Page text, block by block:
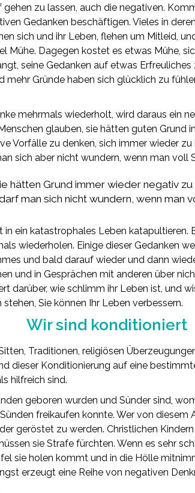
zu lassen, auch die negativen.
Gedanken beschäftigen. Vieles in
sich und ihr Leben, flehen um Mitleid,
Mühe. Dagegen kostet es etwas Mühe,
seine Gedanken auf etwas
mehr Gründe haben sich glücklich zu
mehrmals wiederholt, wird daraus ein
glauben, sie hätten guten Grund
Vorfälle zu denken, sich immer wieder
sich aber nicht wundern, wenn man voll
hätten Grund immer wieder negativ
man sich nicht wundern, wenn man
in ein katastrophales Leben katapultieren.
wiederholen. Einige dieser Gedanken
und bald darauf wieder und dann
und in Gesprächen mit anderen über
darüber, wie schlimm ihr Leben ist, und
Sie können Ihr Leben verbessern.
Wir sind konditioniert
Traditionen, religiösen
dieser Konditionierung auf eine
hilfreich sind.
geboren wurden und Sünder sind,
freikaufen konnte. Wer von
geröstet zu werden. Christlichen
sie Strafe fürchten. Wenn es sehr
sie holen kommt und in die Hölle
erzeugt eine Reihe von negativen